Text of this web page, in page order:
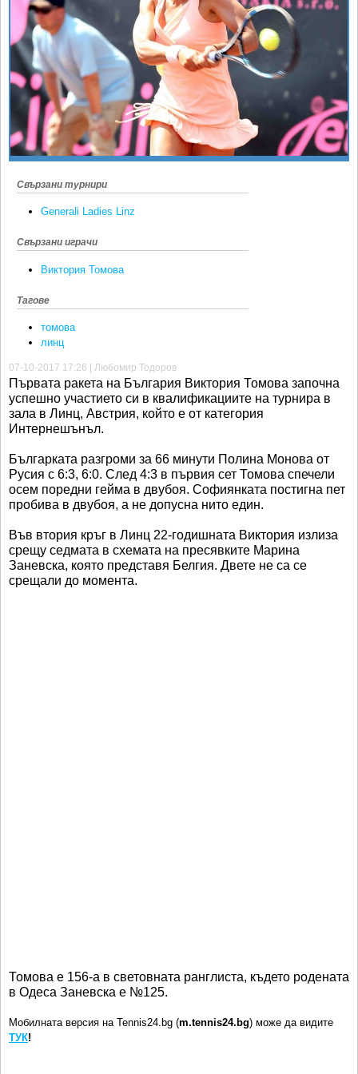
SOFIA OPEN
КЛУБОВЕ
БЛОГ
ВИДЕО
ЖЪЛТО
РАКЕТНИ
Ретро
Спорт&Фитнес
Други
Любители
Свързани турнири
Generali Ladies Linz
Свързани играчи
Виктория Томова
Тагове
томова
линц
07-10-2017 17:26 | Любомир Тодоров
Първата ракета на България Виктория Томова започна
успешно участието си в квалификациите на турнира в
зала в Линц, Австрия, който е от категория
Интернешънъл.
Българката разгроми за 66 минути Полина Монова от
Русия с 6:3, 6:0. След 4:3 в първия сет Томова спечели
осем поредни гейма в двубоя. Софиянката постигна пет
пробива в двубоя, а не допусна нито един.
Във втория кръг в Линц 22-годишната Виктория излиза
срещу седмата в схемата на пресявките Марина
Заневска, която представя Белгия. Двете не са се
срещали до момента.
Томова е 156-а в световната ранглиста, където родената
в Одеса Заневска е №125.
Мобилната версия на Tennis24.bg (m.tennis24.bg) може да видите
ТУК!